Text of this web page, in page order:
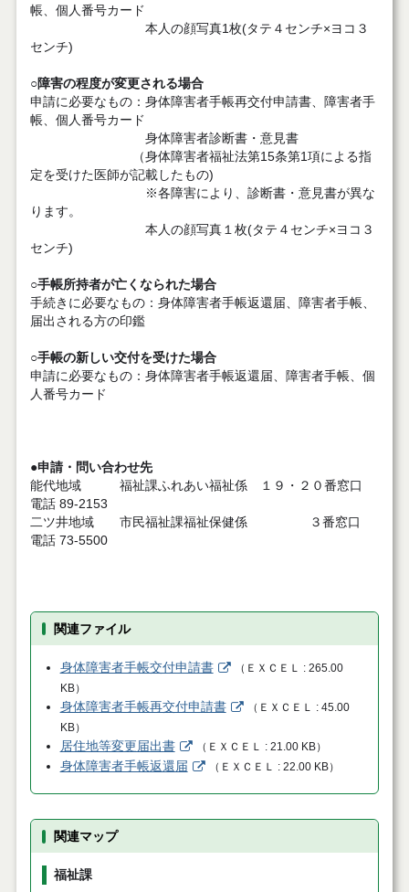
帳、個人番号カード
本人の顔写真1枚(タテ４センチ×ヨコ３
センチ)
○障害の程度が変更される場合
申請に必要なもの：身体障害者手帳再交付申請書、障害者手
帳、個人番号カード
身体障害者診断書・意見書
（身体障害者福祉法第15条第1項による指
定を受けた医師が記載したもの)
※各障害により、診断書・意見書が異な
ります。
本人の顔写真１枚(タテ４センチ×ヨコ３
センチ)
○手帳所持者が亡くなられた場合
手続きに必要なもの：身体障害者手帳返還届、障害者手帳、
届出される方の印鑑
○手帳の新しい交付を受けた場合
申請に必要なもの：身体障害者手帳返還届、障害者手帳、個
人番号カード
●申請・問い合わせ先
能代地域 福祉課ふれあい福祉係 １９・２０番窓口
電話 89-2153
二ツ井地域 市民福祉課福祉保健係 ３番窓口
電話 73-5500
関連ファイル
身体障害者手帳交付申請書 （ ＥＸＣＥＬ
265.00
KB）
身体障害者手帳再交付申請書 （ ＥＸＣＥＬ
45.00
KB）
居住地等変更届出書 （ ＥＸＣＥＬ 21.00 KB）
身体障害者手帳返還届 （ ＥＸＣＥＬ 22.00 KB）
関連マップ
福祉課